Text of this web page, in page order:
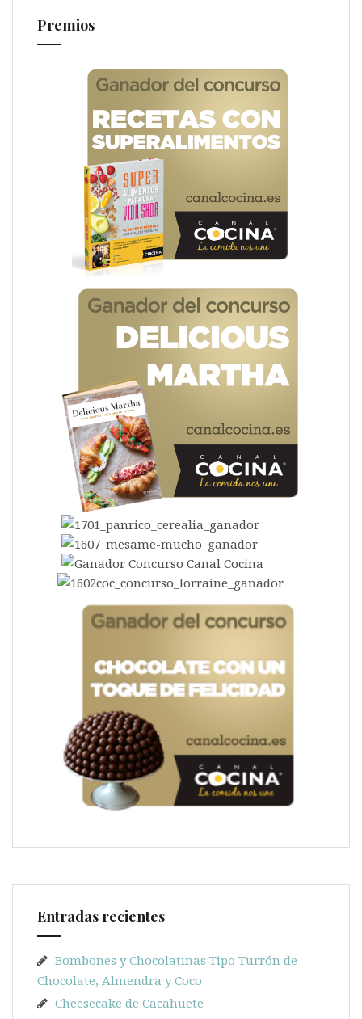
Premios
Entradas recientes
Bombones y Chocolatinas Tipo Turrón de
Chocolate, Almendra y Coco
Cheesecake de Cacahuete